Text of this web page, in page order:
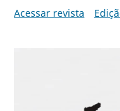
Acessar revista